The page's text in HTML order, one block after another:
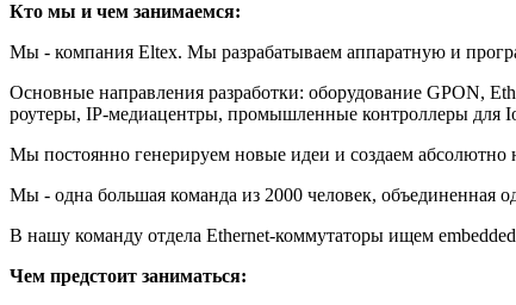
Кто мы и чем занимаемся:
Мы - компания Eltex. Мы разрабатываем аппаратную и
Основные направления разработки: оборудование GPON,
роутеры, IP-медиацентры, промышленные контроллеры для
Мы постоянно генерируем новые идеи и создаем
Мы - одна большая команда из 2000 человек, объединенная
В нашу команду отдела Ethernet-коммутаторы ищем embedded
Чем предстоит заниматься: